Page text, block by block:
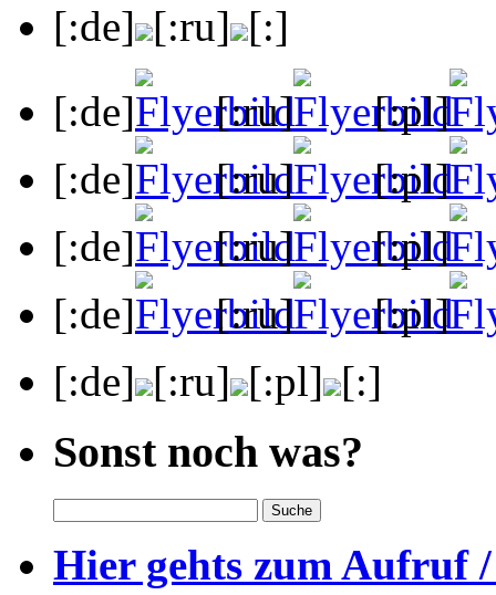
[:de] [:ru] [:]
[:de]
[:ru]
[:pl]
[:de]
[:ru]
[:pl]
[:de]
[:ru]
[:pl]
[:de]
[:ru]
[:pl]
[:de] [:ru] [:pl] [:]
Sonst noch was?
Hier gehts zum Aufruf